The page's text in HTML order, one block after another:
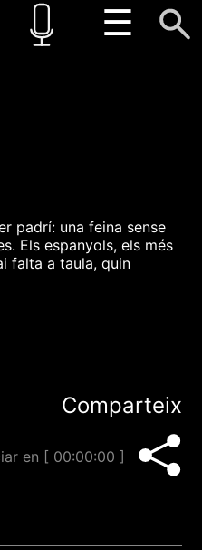
☰
padrí: una feina sense
Els espanyols, els més
falta a taula, quin
Comparteix
en [ 00:00:00 ]